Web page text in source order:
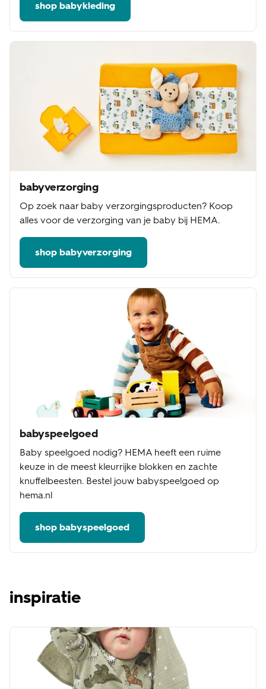
shop babykleding
babyverzorging
Op zoek naar baby verzorgingsproducten? Koop
alles voor de verzorging van je baby bij HEMA.
shop babyverzorging
babyspeelgoed
Baby speelgoed nodig? HEMA heeft een ruime
keuze in de meest kleurrijke blokken en zachte
knuffelbeesten. Bestel jouw babyspeelgoed op
hema.nl
shop babyspeelgoed
inspiratie